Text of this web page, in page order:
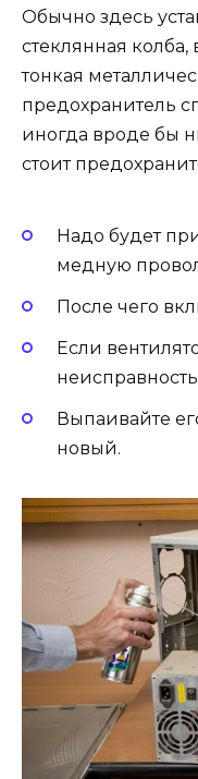
Обычно здесь
стеклянная
тонкая
предохранитель
иногда вроде бы
стоит
Надо будет
медную
После чего
Если
Выпаивайте
новый.